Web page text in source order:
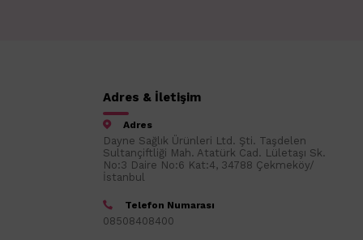
Adres & İletişim
Adres
Dayne Sağlık Ürünleri Ltd. Şti. Taşdelen
Sultançiftliği Mah. Atatürk Cad. Lületaşı Sk.
No:3 Daire No:6 Kat:4, 34788 Çekmeköy/
İstanbul
Telefon Numarası
08508408400